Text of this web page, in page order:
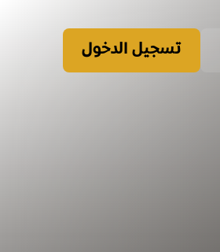
تسجيل الدخول